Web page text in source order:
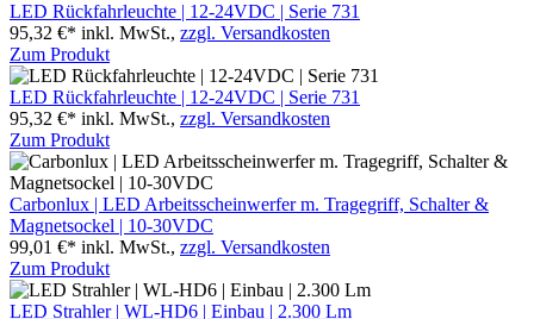
LED Rückfahrleuchte | 12-24VDC | Serie 731
95,32 €* inkl. MwSt., zzgl. Versandkosten
Zum Produkt
LED Rückfahrleuchte | 12-24VDC | Serie 731
95,32 €* inkl. MwSt., zzgl. Versandkosten
Zum Produkt
Carbonlux | LED Arbeitsscheinwerfer m. Tragegriff, Schalter &
Magnetsockel | 10-30VDC
99,01 €* inkl. MwSt., zzgl. Versandkosten
Zum Produkt
LED Strahler | WL-HD6 | Einbau | 2.300 Lm